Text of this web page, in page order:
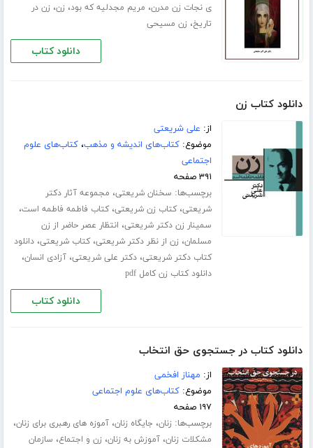
ی نجات زن مدرن، مریم مجدلیه که بود، زن، زن در
تاریخ، زن مسیحی
دانلود کتاب
دانلود کتاب زن
از: علی شریعتی
موضوع:کتاب‌های اندیشه و مذهب،کتاب‌های علوم
اجتماعی
۳۹۱ صفحه
برچسب‌ها: سخنان شریعتی، مجموعه آثار دکتر
شریعتی،کتاب زن شریعتی،کتاب فاطمه فاطمه است،
سمینار زن دکتر شریعتی، انتظار عصر حاضر از زن
مسلمان، زن از نظر دکتر شریعتی،کتاب شریعتی،دانلود
کتاب دکتر شریعتی،دکتر علی شریعتی،آزادی انسان،
دانلود کتاب زن کامل pdf
دانلود کتاب
دانلود کتاب در جستجوی حق انتخاب
از: مهناز افخمی
موضوع:کتاب‌های علوم اجتماعی
۱۹۷ صفحه
برچسب‌ها: زنان، جایگاه زنان،آموزه های رهبری برای زنان،
مشکلات زنان،آموزش به زنان، زن و اجتماع، سازمان